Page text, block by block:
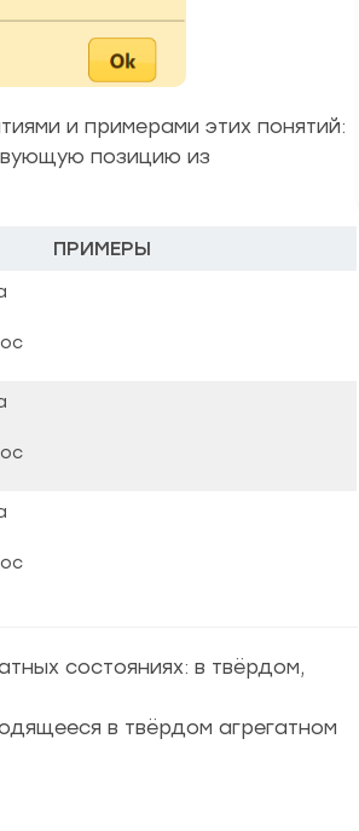
и примерами этих понятий:
позицию из
ПРИМЕРЫ
состояниях: в твёрдом,
в твёрдом агрегатном